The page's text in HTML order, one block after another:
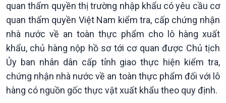
quan thẩm quyền thị trường nhập khẩu có yêu cầu cơ
quan thẩm quyền Việt Nam kiểm tra, cấp chứng nhận
nhà nước về an toàn thực phẩm cho lô hàng xuất
khẩu, chủ hàng nộp hồ sơ tới cơ quan được Chủ tịch
Ủy ban nhân dân cấp tỉnh giao thực hiện kiểm tra,
chứng nhận nhà nước về an toàn thực phẩm đối với lô
hàng có nguồn gốc thực vật xuất khẩu theo quy định.